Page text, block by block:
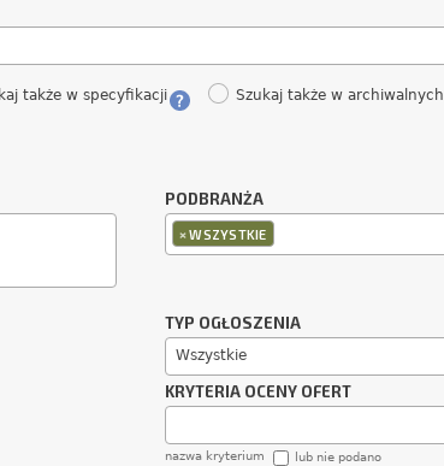
także w specyfikacji Szukaj także w archiwalnych
PODBRANŻA
×WSZYSTKIE
TYP OGŁOSZENIA
Wszystkie
KRYTERIA OCENY OFERT
nazwa kryterium lub nie podano